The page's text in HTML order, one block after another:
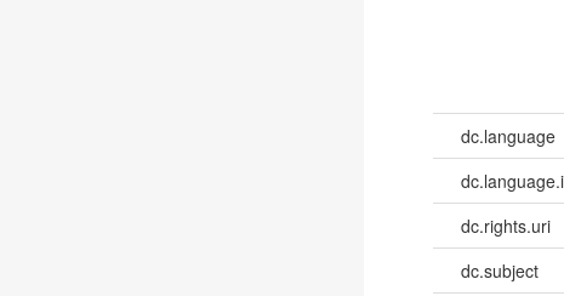
dc.language
dc.rights.uri
dc.subject